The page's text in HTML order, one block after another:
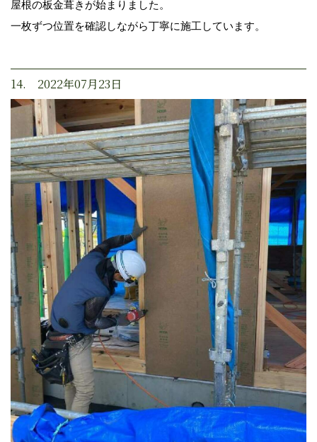
屋根の板金葺きが始まりました。
一枚ずつ位置を確認しながら丁寧に施工しています。
14. 2022年07月23日